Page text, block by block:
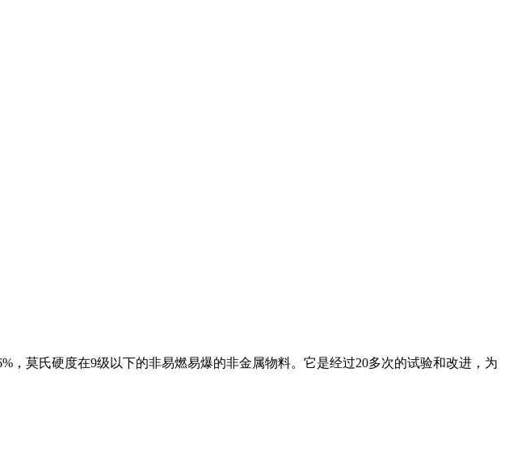
莫氏硬度在9级以下的非易燃易爆的非金属物料。它是经过20多次的试验和改进，为